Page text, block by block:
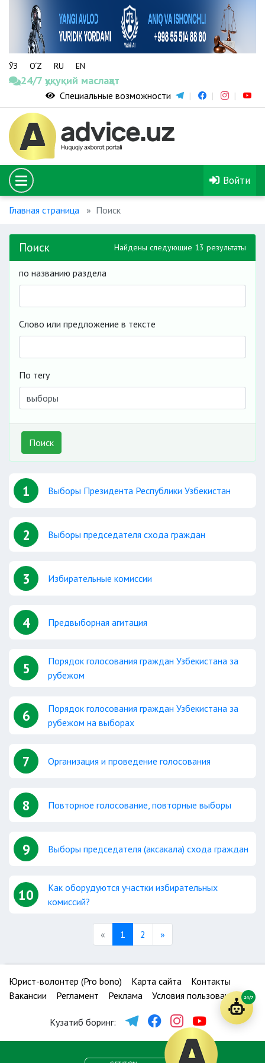
ЎЗ O‘Z RU EN
24/7 ҳуқуқий маслаҳат
Специальные возможности
Войти
Главная страница Поиск
Поиск Найдены следующие 13 результаты
по названию раздела
Слово или предложение в тексте
По тегу
Поиск
1 Выборы Президента Республики Узбекистан
2 Выборы председателя схода граждан
3 Избирательные комиссии
4 Предвыборная агитация
5
Порядок голосования граждан Узбекистана за
рубежом
6
Порядок голосования граждан Узбекистана за
рубежом на выборах
7 Организация и проведение голосования
8 Повторное голосование, повторные выборы
9 Выборы председателя (аксакала) схода граждан
10
Как оборудуются участки избирательных
комиссий?
«Previous
1 2 »Next
Юрист-волонтер (Pro bono) Карта сайта
Контакты
Вакансии
Регламент Реклама Условия пользования
Кузатиб боринг:
24/7